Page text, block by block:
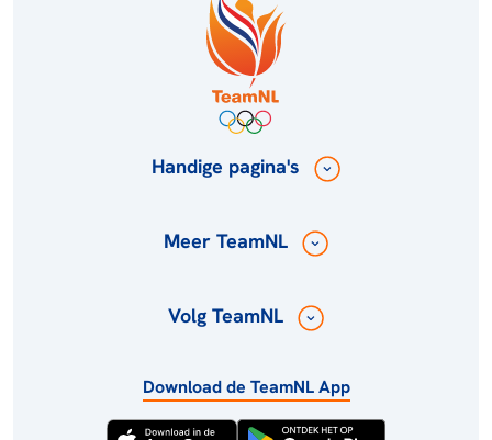
Handige pagina's
Meer TeamNL
Volg TeamNL
Download de TeamNL App